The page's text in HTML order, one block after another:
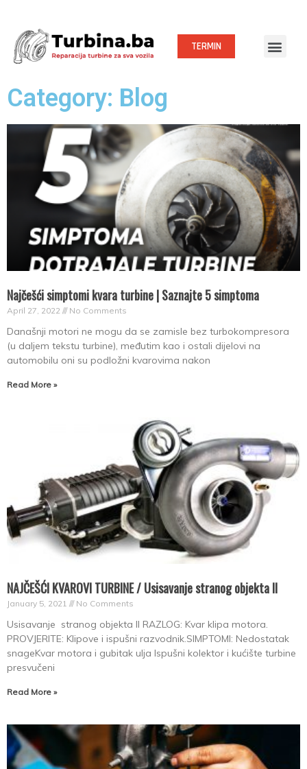
TERMIN
Category: Blog
Najčešći simptomi kvara turbine | Saznajte 5 simptoma
April 27, 2022 No Comments
Današnji motori ne mogu da se zamisle bez turbokompresora
(u daljem tekstu turbine), međutim kao i ostali dijelovi na
automobilu oni su podložni kvarovima nakon
Read More »
NAJČEŠĆI KVAROVI TURBINE / Usisavanje stranog objekta II
January 5, 2021 No Comments
Usisavanje stranog objekta II RAZLOG: Kvar klipa motora.
PROVJERITE: Klipove i ispušni razvodnik.SIMPTOMI: Nedostatak
snageKvar motora i gubitak ulja Ispušni kolektor i kućište turbine
presvučeni
Read More »